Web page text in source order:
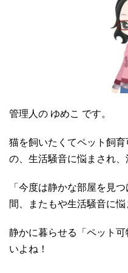
管理人の ゆめこ です。
猫を飼いたくてペット飼
の、生活騒音に悩まされ、
「今度は静かな部屋を見
間、またもや生活騒音に
静かに暮らせる「ペット
いよね！